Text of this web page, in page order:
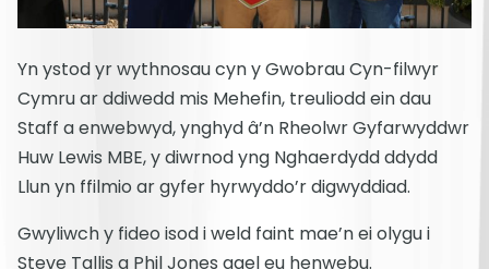
Yn ystod yr wythnosau cyn y Gwobrau Cyn-filwyr
Cymru ar ddiwedd mis Mehefin, treuliodd ein dau
Staff a enwebwyd, ynghyd â’n Rheolwr Gyfarwyddwr
Huw Lewis MBE, y diwrnod yng Nghaerdydd ddydd
Llun yn ffilmio ar gyfer hyrwyddo’r digwyddiad.
Gwyliwch y fideo isod i weld faint mae’n ei olygu i
Steve Tallis a Phil Jones gael eu henwebu.